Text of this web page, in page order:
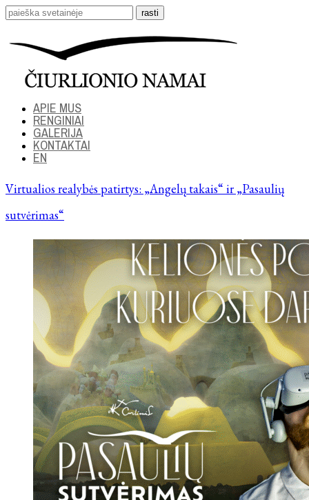
APIE MUS
RENGINIAI
GALERIJA
KONTAKTAI
EN
Virtualios realybės patirtys: „Angelų takais“ ir „Pasaulių
sutvėrimas“